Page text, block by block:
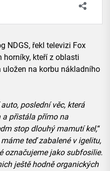
NDGS, řekl televizi Fox
horníky, kteří z oblasti
na korbu nákladního
poslední věc, která
a přistála přímo na
stop dlouhý mamutí kel,“
teď zabalené v igelitu,
označujeme jako subfosilie.
ještě hodně organických